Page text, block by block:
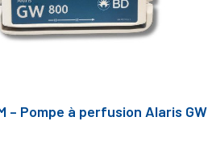
– Pompe à perfusion Alaris GW